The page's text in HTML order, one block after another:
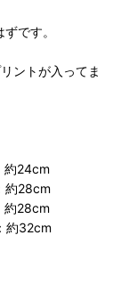
です。
ントが入ってま
約24cm
約28cm
約28cm
約32cm